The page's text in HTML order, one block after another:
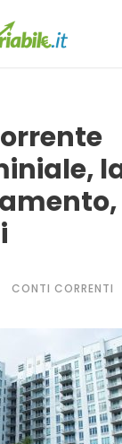
CONTI CORRENTI